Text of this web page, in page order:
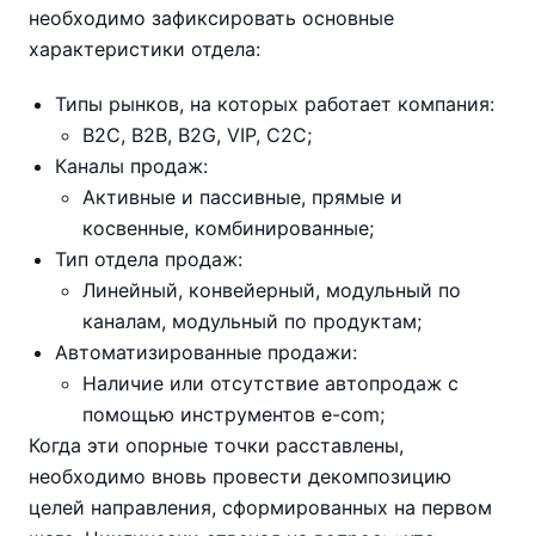
необходимо зафиксировать основные
характеристики отдела:
Типы рынков, на которых работает компания:
B2C, B2B, B2G, VIP, C2C;
Каналы продаж:
Активные и пассивные, прямые и
косвенные, комбинированные;
Тип отдела продаж:
Линейный, конвейерный, модульный по
каналам, модульный по продуктам;
Автоматизированные продажи:
Наличие или отсутствие автопродаж с
помощью инструментов e-com;
Когда эти опорные точки расставлены,
необходимо вновь провести декомпозицию
целей направления, сформированных на первом